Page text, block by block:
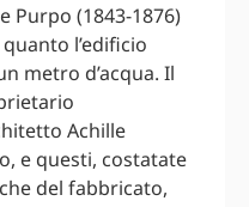
Purpo (1843-1876)
l’edificio
metro d’acqua. Il
Achille
e questi, costatate
del fabbricato,